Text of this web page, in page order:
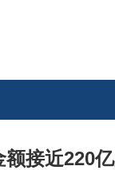
额接近220